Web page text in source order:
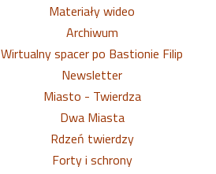
Materiały wideo
Archiwum
Wirtualny spacer po Bastionie Filip
Newsletter
Miasto - Twierdza
Dwa Miasta
Rdzeń twierdzy
Forty i schrony